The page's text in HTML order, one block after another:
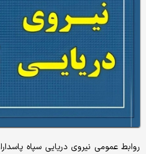
روابط عمومی نیروی دریایی سپاه